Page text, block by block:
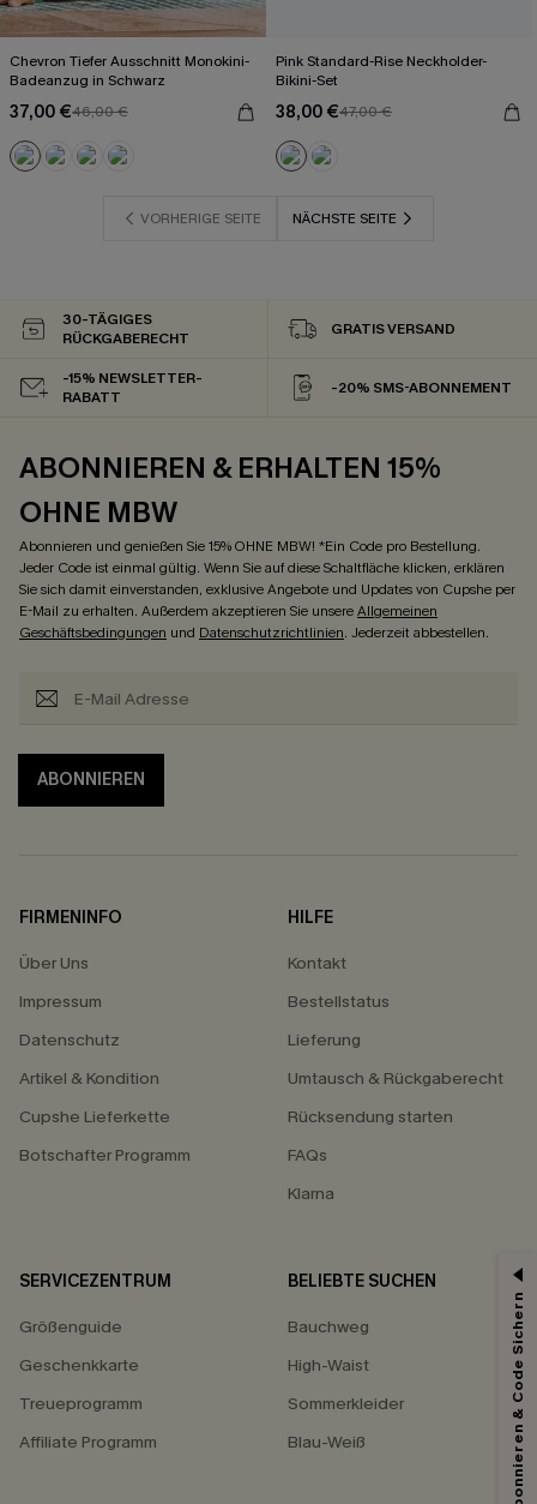
Chevron Tiefer Ausschnitt Monokini-
Badeanzug in Schwarz
37,00 €46,00 €
Pink Standard-Rise Neckholder-
Bikini-Set
38,00 €47,00 €
VORHERIGE SEITE NÄCHSTE SEITE
30-TÄGIGES
RÜCKGABERECHT
GRATIS VERSAND
-15% NEWSLETTER-
RABATT
-20% SMS-ABONNEMENT
ABONNIEREN & ERHALTEN 15%
OHNE MBW
Abonnieren und genießen Sie 15% OHNE MBW! *Ein Code pro Bestellung.
Jeder Code ist einmal gültig. Wenn Sie auf diese Schaltfläche klicken, erklären
Sie sich damit einverstanden, exklusive Angebote und Updates von Cupshe per
E-Mail zu erhalten. Außerdem akzeptieren Sie unsereAllgemeinen
Geschäftsbedingungen und Datenschutzrichtlinien. Jederzeit abbestellen.
ABONNIEREN
FIRMENINFO
Über Uns
Impressum
Datenschutz
Artikel & Kondition
Cupshe Lieferkette
Botschafter Programm
HILFE
Kontakt
Bestellstatus
Lieferung
Umtausch & Rückgaberecht
Rücksendung starten
FAQs
Klarna
SERVICEZENTRUM
Größenguide
Geschenkkarte
Treueprogramm
Affiliate Programm
BELIEBTE SUCHEN
Bauchweg
High-Waist
Sommerkleider
Blau-Weiß
15% ERHALTEN
15% ohne MBW für E-Mail-Abonnenten. Abonnieren & Code Sichern